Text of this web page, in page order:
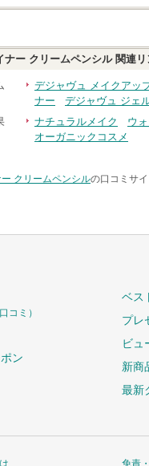
ナー クリームペンシル関連リ
デジャヴュ メイクアッ
ナー
デジャヴュ ジェ
ナチュラルメイク ウ
オーガニックコスメ
クリームペンシルの口コミサ
コミ）
ン
ベス
プレ
ビュ
新商
最新
免責